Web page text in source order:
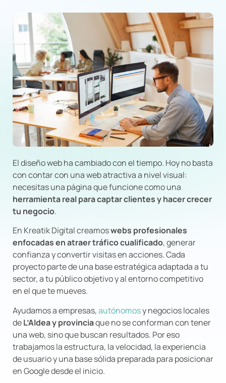
El diseño web ha cambiado con el tiempo. Hoy no basta
con contar con una web atractiva a nivel visual:
necesitas una página que funcione como una
herramienta real para captar clientes y hacer crecer
tu negocio.
En Kreatik Digital creamoswebs profesionales
enfocadas en atraer tráfico cualificado, generar
confianza y convertir visitas en acciones. Cada
proyecto parte de una base estratégica adaptada a tu
sector, a tu público objetivo y al entorno competitivo
en el que te mueves.
Ayudamos a empresas,autónomosy negocios locales
deL’Aldea y provinciaque no se conforman con tener
una web, sino que buscan resultados. Por eso
trabajamos la estructura, la velocidad, la experiencia
de usuario y una base sólida preparada para posicionar
en Google desde el inicio.